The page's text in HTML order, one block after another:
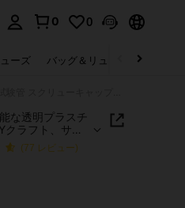
0 0
ーズ バッグ＆リュック
な透明プラスチ
ラフト、サン
プラスチック
(77 レビュー)